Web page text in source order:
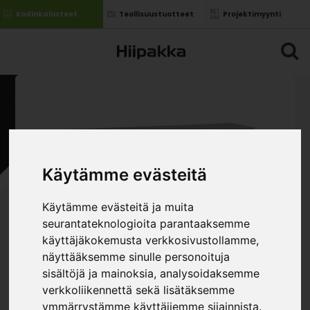
Käytämme evästeitä
Käytämme evästeitä ja muita
seurantateknologioita parantaaksemme
käyttäjäkokemusta verkkosivustollamme,
näyttääksemme sinulle personoituja
sisältöjä ja mainoksia, analysoidaksemme
verkkoliikennettä sekä lisätäksemme
ymmärrystämme käyttäjiemme sijainnista.
Kodinkalusteet Teollisuustuotteet Projektimyynti